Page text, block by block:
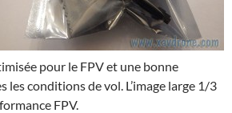
pour le FPV et une bonne
les conditions de vol. L’image large 1/3
FPV.